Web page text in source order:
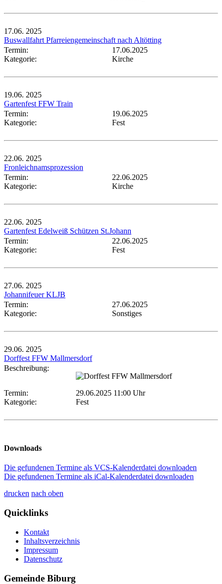
17.06. 2025
Buswallfahrt Pfarreiengemeinschaft nach Altötting
Termin:
17.06.2025
Kategorie:
Kirche
19.06. 2025
Gartenfest FFW Train
Termin:
19.06.2025
Kategorie:
Fest
22.06. 2025
Fronleichnamsprozession
Termin:
22.06.2025
Kategorie:
Kirche
22.06. 2025
Gartenfest Edelweiß Schützen St.Johann
Termin:
22.06.2025
Kategorie:
Fest
27.06. 2025
Johannifeuer KLJB
Termin:
27.06.2025
Kategorie:
Sonstiges
29.06. 2025
Dorffest FFW Mallmersdorf
Beschreibung:
Termin:
29.06.2025 11:00 Uhr
Kategorie:
Fest
Downloads
Die gefundenen Termine als VCS-Kalenderdatei downloaden
Die gefundenen Termine als iCal-Kalenderdatei downloaden
drucken nach oben
Quicklinks
Kontakt
Inhaltsverzeichnis
Impressum
Datenschutz
Gemeinde Biburg